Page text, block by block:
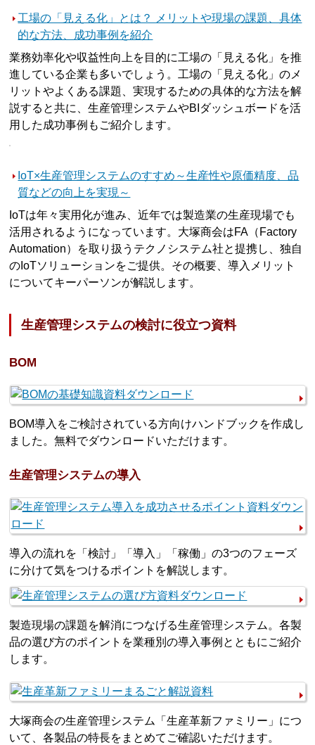
工場の「見える化」とは？ メリットや現場の課題、具体
的な方法、成功事例を紹介
業務効率化や収益性向上を目的に工場の「見える化」を推
進している企業も多いでしょう。工場の「見える化」のメ
リットやよくある課題、実現するための具体的な方法を解
説すると共に、生産管理システムやBIダッシュボードを活
用した成功事例もご紹介します。
IoT×生産管理システムのすすめ～生産性や原価精度、品
質などの向上を実現～
IoTは年々実用化が進み、近年では製造業の生産現場でも
活用されるようになっています。大塚商会はFA（Factory
Automation）を取り扱うテクノシステム社と提携し、独自
のIoTソリューションをご提供。その概要、導入メリット
についてキーパーソンが解説します。
生産管理システムの検討に役立つ資料
BOM
BOM導入をご検討されている方向けハンドブックを作成し
ました。無料でダウンロードいただけます。
生産管理システムの導入
導入の流れを「検討」「導入」「稼働」の3つのフェーズ
に分けて気をつけるポイントを解説します。
製造現場の課題を解消につなげる生産管理システム。各製
品の選び方のポイントを業種別の導入事例とともにご紹介
します。
大塚商会の生産管理システム「生産革新ファミリー」につ
いて、各製品の特長をまとめてご確認いただけます。